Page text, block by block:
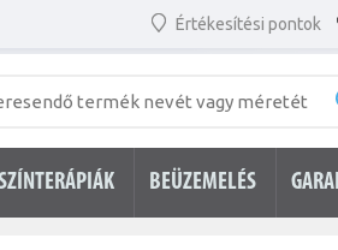
Értékesítési pontok
BEÜZEMELÉS